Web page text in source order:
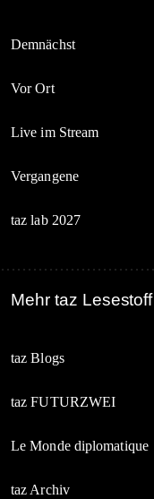
Demnächst
Vor Ort
Live im Stream
Vergangene
taz lab 2027
Mehr taz Lesestoff
taz Blogs
taz FUTURZWEI
Le Monde diplomatique
taz Archiv